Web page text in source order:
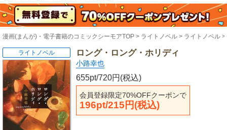
漫画(まんが)・電子書籍のコミックシーモアTOP ライトノベル ライトノベル
ロング・ロング・ホリディ
小路幸也
655pt/720円(税込)
会員登録限定70%OFFクーポンで
196pt/215円(税込)
ライトノベル